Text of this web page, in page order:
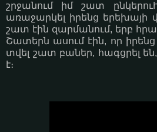
շրջանում իմ շատ
առաջարկել իրենց երեխայի
շատ էին զարմանում, երբ
Շատերն ասում էին, որ իրենց
տվել շատ բաներ, հագցրել
է։